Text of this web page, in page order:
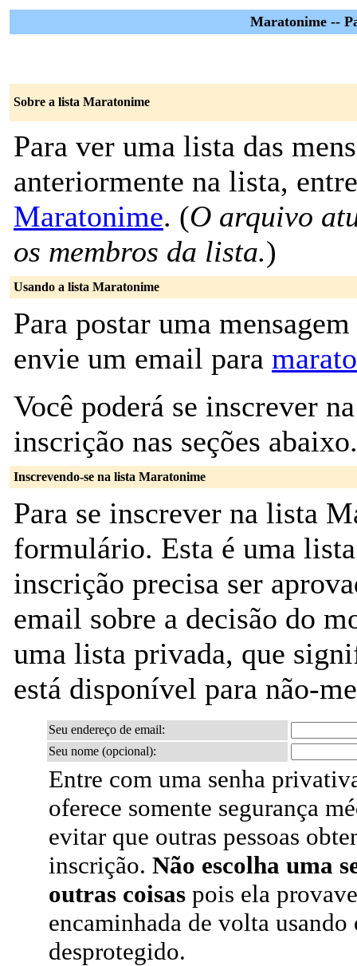
Maratonime --
Sobre a lista Maratonime
Para ver uma lista das
anteriormente na lista,
Maratonime. (O arquivo
os membros da lista.)
Usando a lista Maratonime
Para postar uma
envie um email para
Você poderá se inscrever
inscrição nas seções abaixo.
Inscrevendo-se na lista Maratonime
Para se inscrever na lista
formulário. Esta é uma
inscrição precisa ser
email sobre a decisão do
uma lista privada, que
está disponível para não-
Seu endereço de email:
Seu nome (opcional):
Entre com uma senha
oferece somente segurança
evitar que outras pessoas
inscrição. Não escolha uma
outras coisas pois ela
encaminhada de volta
desprotegido.